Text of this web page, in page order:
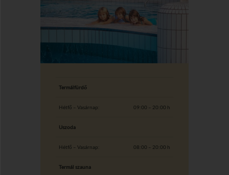
Termálfürdő
Hétfő – Vasárnap: 09:00 – 20:00 h
Uszoda
Hétfő – Vasárnap: 08:00 – 20:00 h
Termál szauna